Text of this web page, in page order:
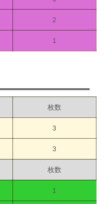
2
1
枚数
3
3
枚数
1